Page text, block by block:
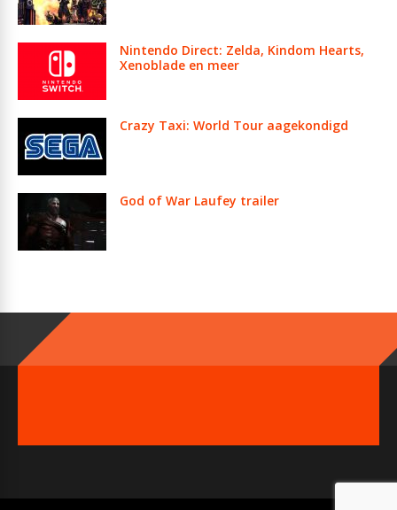
Nintendo Direct: Zelda, Kindom Hearts,
Xenoblade en meer
Crazy Taxi: World Tour aagekondigd
God of War Laufey trailer